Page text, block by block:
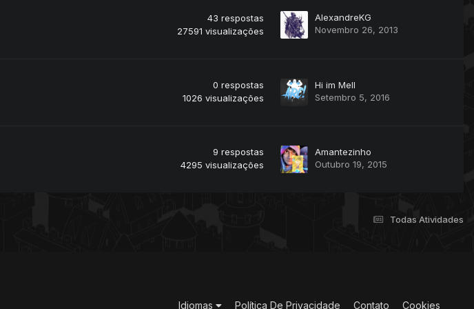
43 respostas
27591 visualizações
AlexandreKG
Novembro 26, 2013
0 respostas
1026 visualizações
Hi im Mell
Setembro 5, 2016
9 respostas
4295 visualizações
Amantezinho
Outubro 19, 2015
Todas Atividades
Idiomas Política De Privacidade Contato Cookies